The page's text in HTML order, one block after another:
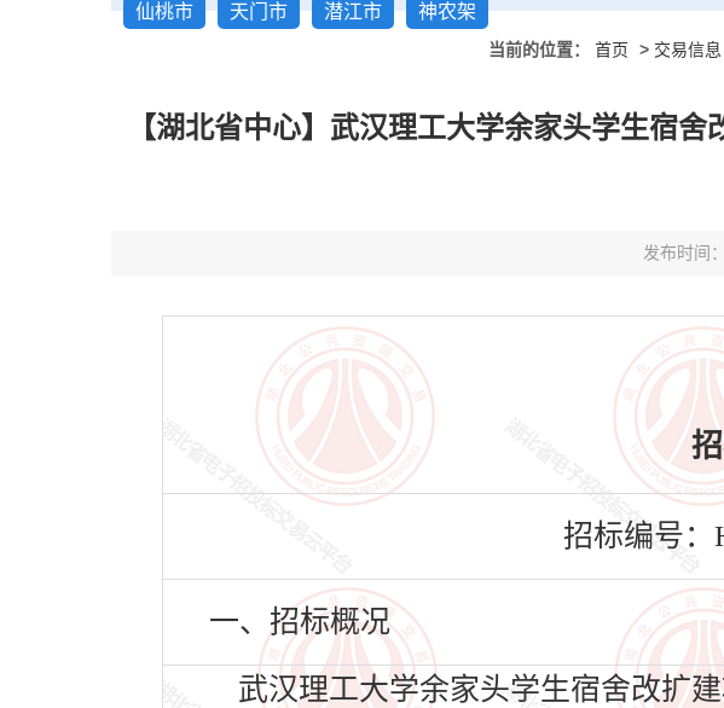
仙桃市
天门市 潜江市 神农架
当前的位置： 首页 > 交易信息
【湖北省中心】武汉理工大学余家头学生宿
发布时间
招标编号：
一、招标概况
武汉理工大学余家头学生宿舍改扩